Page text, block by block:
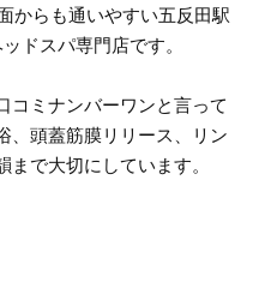
からも通いやすい五反田駅
ドスパ専門店です。
コミナンバーワンと言って
、頭蓋筋膜リリース、リン
で大切にしています。